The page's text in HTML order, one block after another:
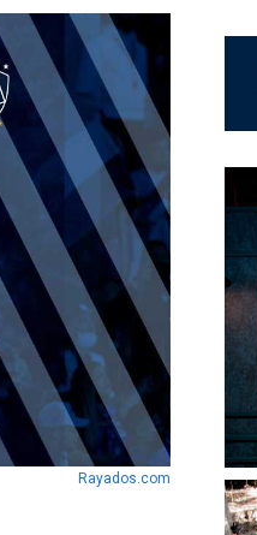
Rayados.com